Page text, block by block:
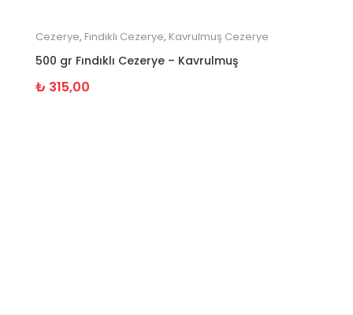
Cezerye, Fındıklı Cezerye, Kavrulmuş Cezerye
500 gr Fındıklı Cezerye – Kavrulmuş
₺ 315,00